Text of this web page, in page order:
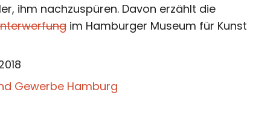
ihm nachzuspüren. Davon erzählt die
im Hamburger Museum für Kunst
Gewerbe Hamburg